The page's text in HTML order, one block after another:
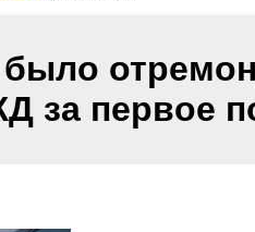
за первое